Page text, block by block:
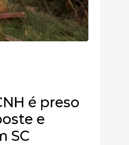
é preso
e
SC